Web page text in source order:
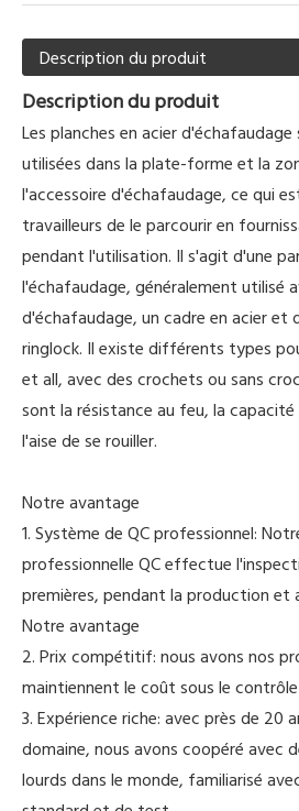
Description du produit
Description du produit
Les planches en acier
utilisées dans la plate-forme et la
l'accessoire d'échafaudage, ce qui
travailleurs de le parcourir en
pendant l'utilisation. Il s'agit d'une
l'échafaudage, généralement utilisé
d'échafaudage, un cadre en acier et
ringlock. Il existe différents types
et all, avec des crochets ou sans
sont la résistance au feu, la
l'aise de se rouiller.
Notre avantage
1. Système de QC professionnel:
professionnelle QC effectue
premières, pendant la production et
Notre avantage
2. Prix compétitif: nous avons nos
maintiennent le coût sous le contrôle
3. Expérience riche: avec près de 20
domaine, nous avons coopéré avec
lourds dans le monde, familiarisé